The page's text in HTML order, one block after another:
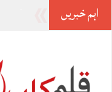
اہم خبریں